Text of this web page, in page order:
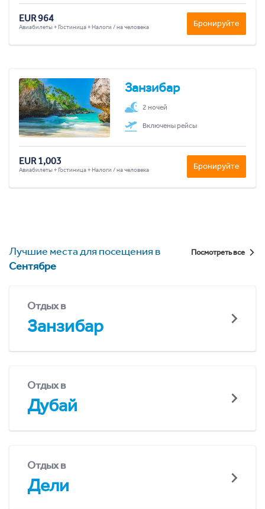
EUR 964
Авиабилеты + Гостиница + Налоги / на человека Бронируйте
Занзибар
2 ночей
Включены рейсы
EUR 1,003
Авиабилеты + Гостиница + Налоги / на человека Бронируйте
Лучшие места для посещения в
Сентябре
Посмотреть все
Отдых в
Занзибар
Отдых в
Дубай
Отдых в
Дели